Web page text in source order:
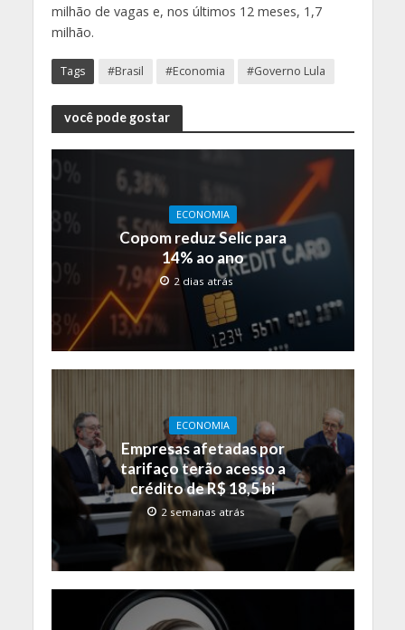
milhão de vagas e, nos últimos 12 meses, 1,7
milhão.
Tags #Brasil #Economia #Governo Lula
você pode gostar
ECONOMIA
Copom reduz Selic para
14% ao ano
2 dias atrás
ECONOMIA
Empresas afetadas por
tarifaço terão acesso a
crédito de R$ 18,5 bi
2 semanas atrás